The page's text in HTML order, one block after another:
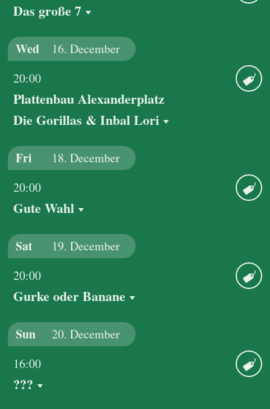
Das große 7
Wed 16. December
20:00
Plattenbau Alexanderplatz
Die Gorillas & Inbal Lori
Fri 18. December
20:00
Gute Wahl
Sat 19. December
20:00
Gurke oder Banane
Sun 20. December
16:00
???